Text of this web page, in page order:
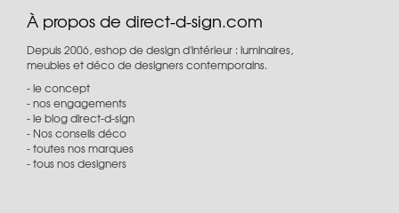
À propos de direct-d-sign.com
Depuis 2006, eshop de design d'intérieur : luminaires,
meubles et déco de designers contemporains.
le concept
nos engagements
le blog direct-d-sign
Nos conseils déco
toutes nos marques
tous nos designers